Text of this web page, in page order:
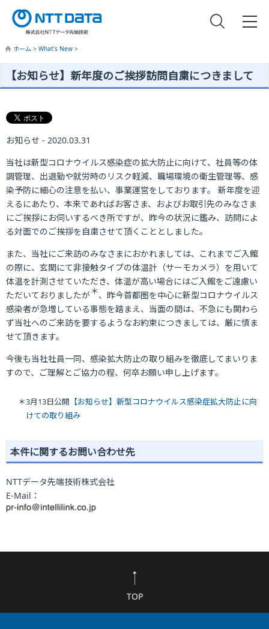
現在地
ホーム > What’s New >
【お知らせ】新年度のご挨拶訪問自粛につきまして
お知らせ - 2020.03.31
当社は新型コロナウイルス感染症の拡大防止に向けて、社員等の体
調管理、出退勤や就労時のリスク軽減、職場環境の衛生管理等、感
染予防に細心の注意を払い、事業運営をしております。 新年度を迎
えるにあたり、本来であればお客さま、およびお取引先のみなさま
にご挨拶にお伺いするべき所ですが、昨今の状況に鑑み、訪問によ
る対面でのご挨拶を自粛させて頂くこととしました。
また、当社にご来訪のみなさまにおかれましては、これまでご入館
の際に、玄関にて非接触タイプの体温計（サーモカメラ）を用いて
体温を計測させていただき、体温が高い場合にはご入館をご遠慮い
ただいておりましたが＊、昨今首都圏を中心に新型コロナウイルス
感染者が急増している事態を踏まえ、当面の間は、不急にも関わら
ず当社へのご来訪を要するようなお約束につきましては、厳に慎ま
せて頂きます。
今後も当社社員一同、感染拡大防止の取り組みを徹底してまいりま
すので、ご理解とご協力の程、何卒お願い申し上げます。
＊3月13日公開 【お知らせ】新型コロナウイルス感染症拡大防止に向
けての取り組み
本件に関するお問い合わせ先
NTTデータ先端技術株式会社
E-Mail：
TOP